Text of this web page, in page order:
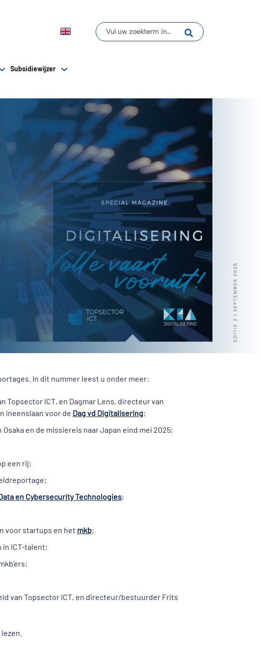
Subsidiewijzer
In dit nummer leest u onder meer:
ICT, en Dagmar Lens, directeur van
ineenslaan voor de Dag vd Digitalisering;
en de missiereis naar Japan eind mei 2025;
een rij;
en Cybersecurity Technologies;
voor startups en het mkb;
in ICT-talent;
van Topsector ICT, en directeur/bestuurder Frits
lezen.